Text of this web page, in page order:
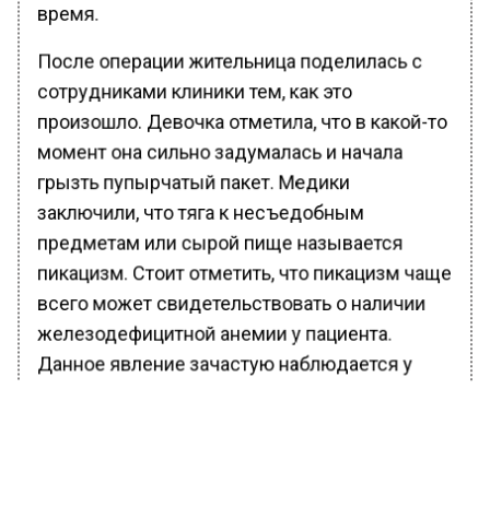
время.
После операции жительница поделилась с
сотрудниками клиники тем, как это
произошло. Девочка отметила, что в какой-то
момент она сильно задумалась и начала
грызть пупырчатый пакет. Медики
заключили, что тяга к несъедобным
предметам или сырой пище называется
пикацизм. Стоит отметить, что пикацизм чаще
всего может свидетельствовать о наличии
железодефицитной анемии у пациента.
Данное явление зачастую наблюдается у